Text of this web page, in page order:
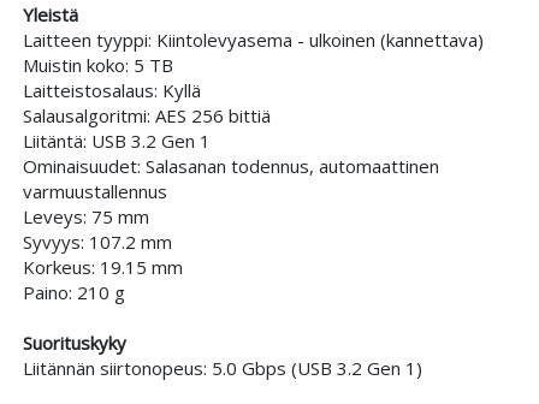
Yleistä
Laitteen tyyppi: Kiintolevyasema - ulkoinen (kannettava)
Muistin koko: 5 TB
Laitteistosalaus: Kyllä
Salausalgoritmi: AES 256 bittiä
Liitäntä: USB 3.2 Gen 1
Ominaisuudet: Salasanan todennus, automaattinen
varmuustallennus
Leveys: 75 mm
Syvyys: 107.2 mm
Korkeus: 19.15 mm
Paino: 210 g
Suorituskyky
Liitännän siirtonopeus: 5.0 Gbps (USB 3.2 Gen 1)